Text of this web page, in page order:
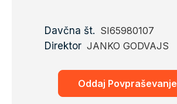
Davčna št. SI65980107
Direktor JANKO GODVAJS
Oddaj Povpraševanje